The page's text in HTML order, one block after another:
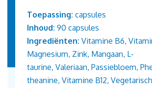
Toepassing: capsules
Inhoud: 90 capsules
Ingrediënten: Vitamine B6,
Magnesium, Zink, Mangaan, L-
taurine, Valeriaan, Passiebloem,
theanine, Vitamine B12,